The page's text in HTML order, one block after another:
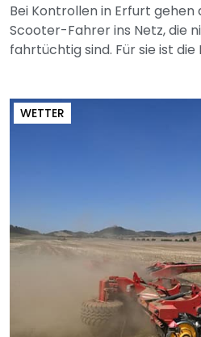
Bei Kontrollen in Erfurt gehen
Scooter-Fahrer ins Netz, die
fahrtüchtig sind. Für sie ist
WETTER